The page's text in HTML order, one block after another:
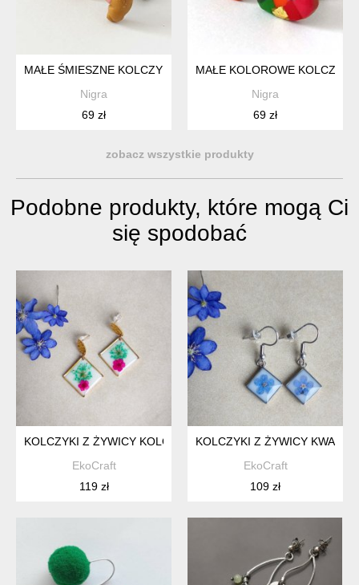
MAŁE ŚMIESZNE KOLCZYKI SZTYFTY ROGALIKI KAWAII
Nigra
69 zł
MAŁE KOLOROWE KOLCZYKI
Nigra
69 zł
zobacz wszystkie produkty
Podobne produkty, które mogą Ci
się spodobać
KOLCZYKI Z ŻYWICY KOLOROWE KWADRATY
EkoCraft
119 zł
KOLCZYKI Z ŻYWICY
EkoCraft
109 zł